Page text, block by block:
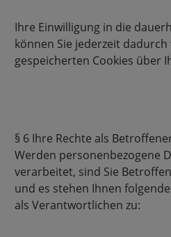
Ihre Einwilligung in die
können Sie jederzeit
gespeicherten Cookies über
§ 6 Ihre Rechte als
Werden personenbezogene
verarbeitet, sind Sie
und es stehen Ihnen
als Verantwortlichen zu: